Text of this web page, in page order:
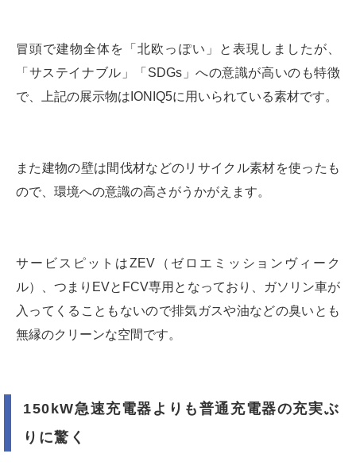
冒頭で建物全体を「北欧っぽい」と表現しましたが、
「サステイナブル」「SDGs」への意識が高いのも特徴
で、上記の展示物はIONIQ5に用いられている素材です。
また建物の壁は間伐材などのリサイクル素材を使ったも
ので、環境への意識の高さがうかがえます。
サービスピットはZEV（ゼロエミッションヴィーク
ル）、つまりEVとFCV専用となっており、ガソリン車が
入ってくることもないので排気ガスや油などの臭いとも
無縁のクリーンな空間です。
150kW急速充電器よりも普通充電器の充実ぶ
りに驚く